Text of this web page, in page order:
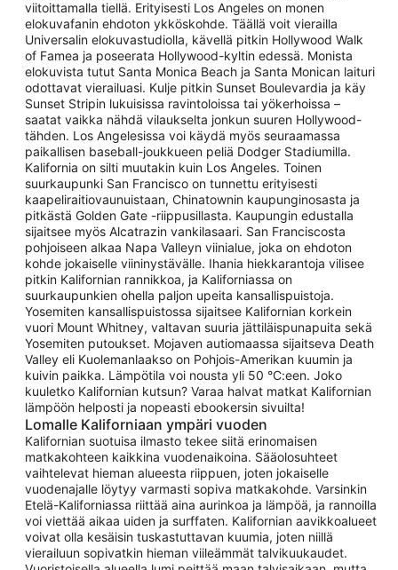
viitoittamalla tiellä. Erityisesti Los Angeles on monen
elokuvafanin ehdoton ykköskohde. Täällä voit vierailla
Universalin elokuvastudiolla, kävellä pitkin Hollywood Walk
of Famea ja poseerata Hollywood-kyltin edessä. Monista
elokuvista tutut Santa Monica Beach ja Santa Monican laituri
odottavat vierailuasi. Kulje pitkin Sunset Boulevardia ja käy
Sunset Stripin lukuisissa ravintoloissa tai yökerhoissa –
saatat vaikka nähdä vilaukselta jonkun suuren Hollywood-
tähden. Los Angelesissa voi käydä myös seuraamassa
paikallisen baseball-joukkueen peliä Dodger Stadiumilla.
Kalifornia on silti muutakin kuin Los Angeles. Toinen
suurkaupunki San Francisco on tunnettu erityisesti
kaapeliraitiovaunuistaan, Chinatownin kaupunginosasta ja
pitkästä Golden Gate -riippusillasta. Kaupungin edustalla
sijaitsee myös Alcatrazin vankilasaari. San Franciscosta
pohjoiseen alkaa Napa Valleyn viinialue, joka on ehdoton
kohde jokaiselle viininystävälle. Ihania hiekkarantoja vilisee
pitkin Kalifornian rannikkoa, ja Kaliforniassa on
suurkaupunkien ohella paljon upeita kansallispuistoja.
Yosemiten kansallispuistossa sijaitsee Kalifornian korkein
vuori Mount Whitney, valtavan suuria jättiläispunapuita sekä
Yosemiten putoukset. Mojaven autiomaassa sijaitseva Death
Valley eli Kuolemanlaakso on Pohjois-Amerikan kuumin ja
kuivin paikka. Lämpötila voi nousta yli 50 °C:een. Joko
kuuletko Kalifornian kutsun? Varaa halvat matkat Kalifornian
lämpöön helposti ja nopeasti ebookersin sivuilta!
Lomalle Kaliforniaan ympäri vuoden
Kalifornian suotuisa ilmasto tekee siitä erinomaisen
matkakohteen kaikkina vuodenaikoina. Sääolosuhteet
vaihtelevat hieman alueesta riippuen, joten jokaiselle
vuodenajalle löytyy varmasti sopiva matkakohde. Varsinkin
Etelä-Kaliforniassa riittää aina aurinkoa ja lämpöä, ja rannoilla
voi viettää aikaa uiden ja surffaten. Kalifornian aavikkoalueet
voivat olla kesäisin tuskastuttavan kuumia, joten niillä
vierailuun sopivatkin hieman viileämmät talvikuukaudet.